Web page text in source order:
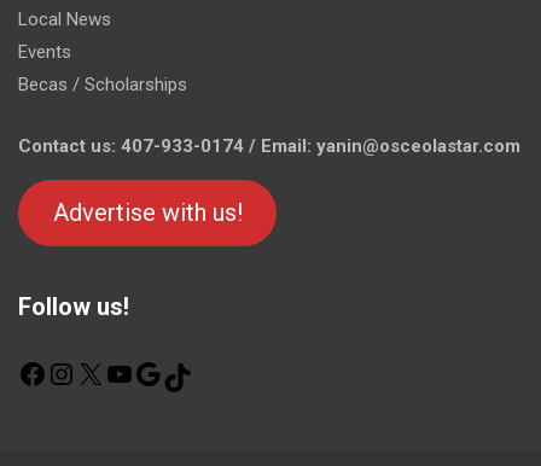
Local News
Events
Becas / Scholarships
Contact us: 407-933-0174 / Email: yanin@osceolastar.com
Advertise with us!
Follow us!
F
X
Y
G
o